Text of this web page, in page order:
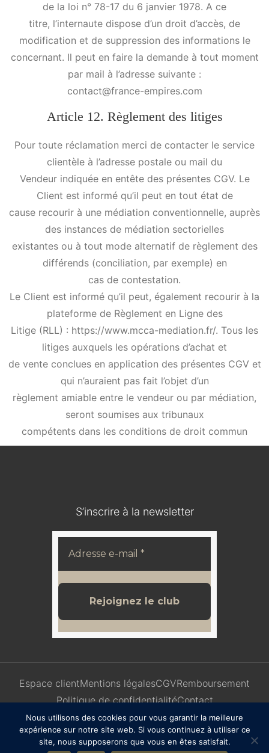
de la loi n° 78-17 du 6 janvier 1978. A ce
titre, l’internaute dispose d’un droit d’accès, de
modification et de suppression des informations le
concernant. Il peut en faire la demande à tout moment
par mail à l’adresse suivante :
contact@france-empires.com
Article 12. Règlement des litiges
Pour toute réclamation merci de contacter le service
clientèle à l’adresse postale ou mail du
Vendeur indiquée en entête des présentes CGV. Le
Client est informé qu’il peut en tout état de
cause recourir à une médiation conventionnelle, auprès
des instances de médiation sectorielles
existantes ou à tout mode alternatif de règlement des
différends (conciliation, par exemple) en
cas de contestation.
Le Client est informé qu’il peut, également recourir à la
plateforme de Règlement en Ligne des
Litige (RLL) : https://www.mcca-mediation.fr/. Tous les
litiges auxquels les opérations d’achat et
de vente conclues en application des présentes CGV et
qui n’auraient pas fait l’objet d’un
règlement amiable entre le vendeur ou par médiation,
seront soumises aux tribunaux
compétents dans les conditions de droit commun
S’inscrire à la newsletter
Espace clientMentions légalesCGVRemboursement
Politique de confidentialitéContact
Nous utilisons des cookies pour vous garantir la meilleure
expérience sur notre site web. Si vous continuez à utiliser ce
site, nous supposerons que vous en êtes satisfait.